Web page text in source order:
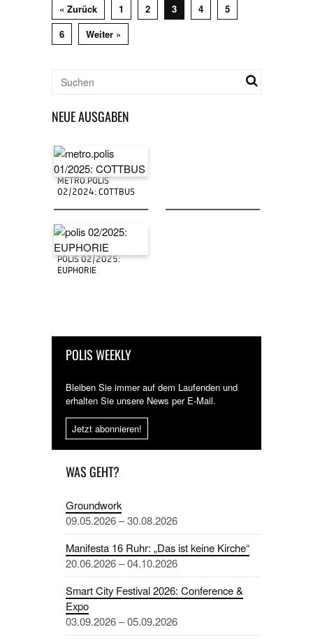
« Zurück 1 2 3 4
5
6
Weiter »
NEUE AUSGABEN
METRO.POLIS
02/2024: COTTBUS
POLIS 02/2025:
EUPHORIE
POLIS WEEKLY
Bleiben Sie immer auf dem Laufenden und
erhalten Sie unsere News per E-Mail.
Jetzt abonnieren!
WAS GEHT?
Groundwork
09.05.2026 – 30.08.2026
Manifesta 16 Ruhr: „Das ist keine Kirche“
20.06.2026 – 04.10.2026
Smart City Festival 2026: Conference &
Expo
03.09.2026 – 05.09.2026